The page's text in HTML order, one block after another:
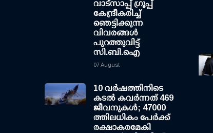
വാട്സാപ്പ് ഗ്രൂപ്പ്
കേന്ദ്രീകരിച്ച്
ഞെട്ടിക്കുന്ന
വിവരങ്ങള്‍
പുറത്തുവിട്ട്
സി.ബി.ഐ
07 August
10 വര്‍ഷത്തിനിടെ
കടല്‍ കവര്‍ന്നത് 469
ജീവനുകള്‍; 47000
ത്തിലധികം പേര്‍ക്ക്
രക്ഷാകരമേകി